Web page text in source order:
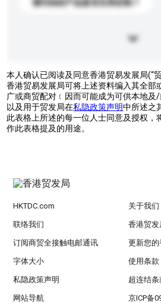
请问你的产品是否支持定制？
本人确认已阅读及同意香港贸易发展局(“
香港贸易发展局可将上述资料编入其全部
广或商贸配对﹝因而可能成为可供本地及
以及用于贸发局在私隐政策声明中所述之
此表格上所述的每一位人士同意及授权，
作此表格提及的用途。
HKTDC.com 关于我们
联络我们 香港贸
订阅商贸全接触电邮通讯 更新您的
字体大小 使用条款
私隐政策声明 超连结条
网站导航 京ICP备